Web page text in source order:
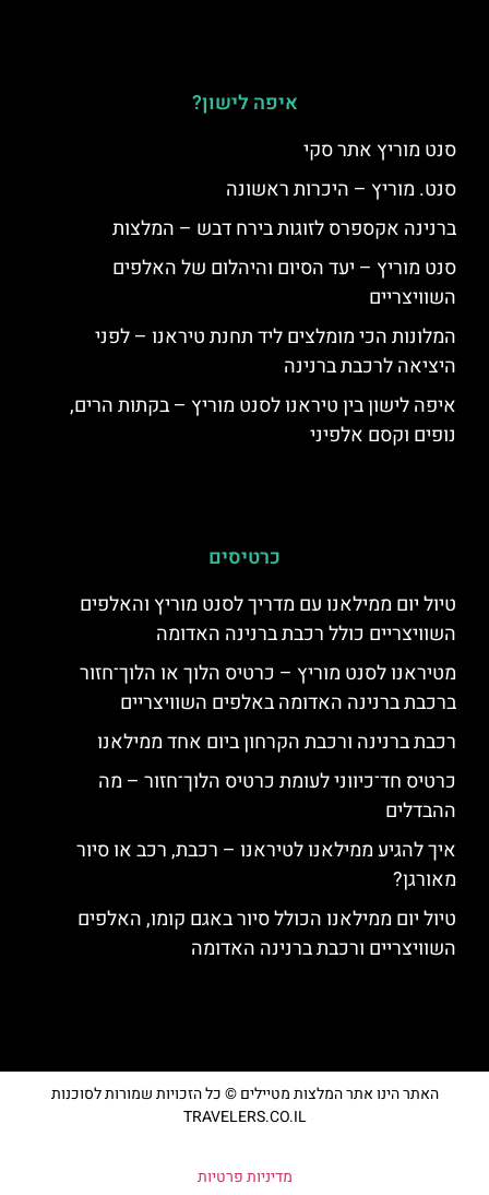
איפה לישון?
סנט מוריץ אתר סקי
סנט. מוריץ – היכרות ראשונה
ברנינה אקספרס לזוגות בירח דבש – המלצות
סנט מוריץ – יעד הסיום והיהלום של האלפים
השוויצריים
המלונות הכי מומלצים ליד תחנת טיראנו – לפני
היציאה לרכבת ברנינה
איפה לישון בין טיראנו לסנט מוריץ – בקתות הרים,
נופים וקסם אלפיני
כרטיסים
טיול יום ממילאנו עם מדריך לסנט מוריץ והאלפים
השוויצריים כולל רכבת ברנינה האדומה
מטיראנו לסנט מוריץ – כרטיס הלוך או הלוך־חזור
ברכבת ברנינה האדומה באלפים השוויצריים
רכבת ברנינה ורכבת הקרחון ביום אחד ממילאנו
כרטיס חד־כיווני לעומת כרטיס הלוך־חזור – מה
ההבדלים
איך להגיע ממילאנו לטיראנו – רכבת, רכב או סיור
מאורגן?
טיול יום ממילאנו הכולל סיור באגם קומו, האלפים
השוויצריים ורכבת ברנינה האדומה
האתר הינו אתר המלצות מטיילים © כל הזכויות שמורות לסוכנות
TRAVELERS.CO.IL
מדיניות פרטיות